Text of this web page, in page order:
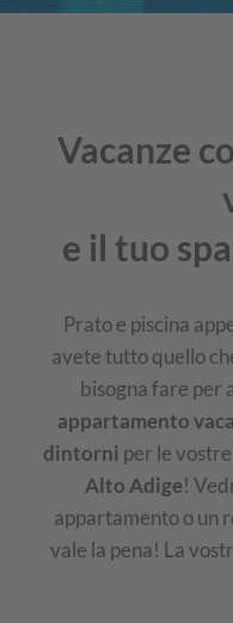
Vacanze
e il tuo
Prato e piscina
avete tutto quello
bisogna fare per
appartamento
dintorni per le
Alto Adige!
appartamento o un
vale la pena! La